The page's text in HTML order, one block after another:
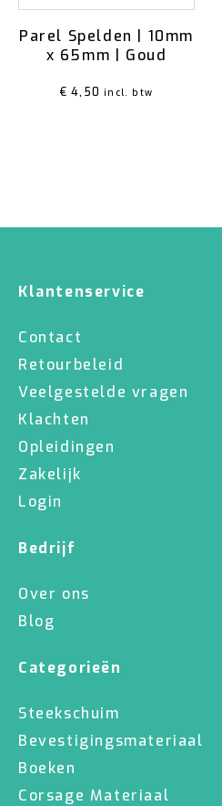
Parel Spelden | 10mm
x 65mm | Goud
€ 4,50 incl. btw
Klantenservice
Contact
Retourbeleid
Veelgestelde vragen
Klachten
Opleidingen
Zakelijk
Login
Bedrijf
Over ons
Blog
Categorieën
Steekschuim
Bevestigingsmateriaal
Boeken
Corsage Materiaal